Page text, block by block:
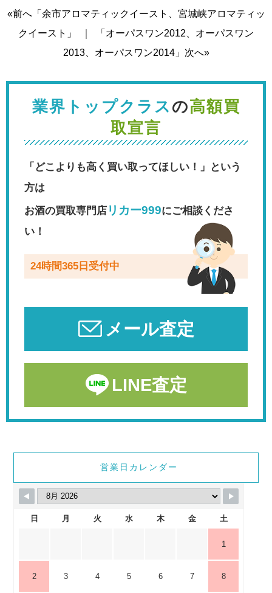
«前へ「余市アロマティックイースト、宮城峡アロマティッ
クイースト」
「オーパスワン2012、オーパスワン
2013、オーパスワン2014」次へ»
業界トップクラス の高額買
取宣言
「どこよりも高く買い取ってほしい！」という
方は
お酒の買取専門店 リカー999にご相談くださ
い！
24時間365日受付中
メール査定
LINE査定
営業日カレンダー
日 月 火 水 木 金 土
1
2 3 4 5 6 7 8